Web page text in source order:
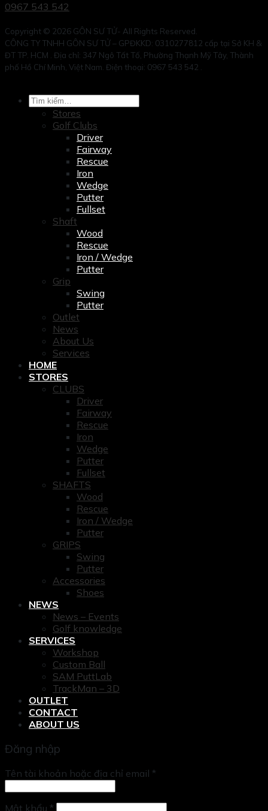
0967 543 542
Copyright © 2026 GÔN SƯ TỬ- All Rights Reserved.
CÔNG TY TNHH GÔN SƯ TỬ – GPĐKKD: 0310277812 cấp tại Sở KH &
ĐT TP. HCM . Địa chỉ: 347 Ngô Tất Tố, Phường Thạnh Mỹ Tây, Thành
phố Hồ Chí Minh, Việt Nam. Điện thoại: 0967 543 542 .
Tìm
kiếm:
Stores
Golf Clubs
Driver
Fairway
Rescue
Iron
Wedge
Putter
Fullset
Shaft
Wood
Rescue
Iron / Wedge
Putter
Grip
Swing
Putter
Outlet
News
About Us
Services
HOME
STORES
CLUBS
Driver
Fairway
Rescue
Iron
Wedge
Putter
Fullset
SHAFTS
Wood
Rescue
Iron / Wedge
Putter
GRIPS
Swing
Putter
Accessories
Shoes
NEWS
News – Events
Golf knowledge
SERVICES
Workshop
Custom Ball
SAM PuttLab
TrackMan – 3D
OUTLET
CONTACT
ABOUT US
Đăng nhập
Tên tài khoản hoặc địa chỉ email *
Mật khẩu *